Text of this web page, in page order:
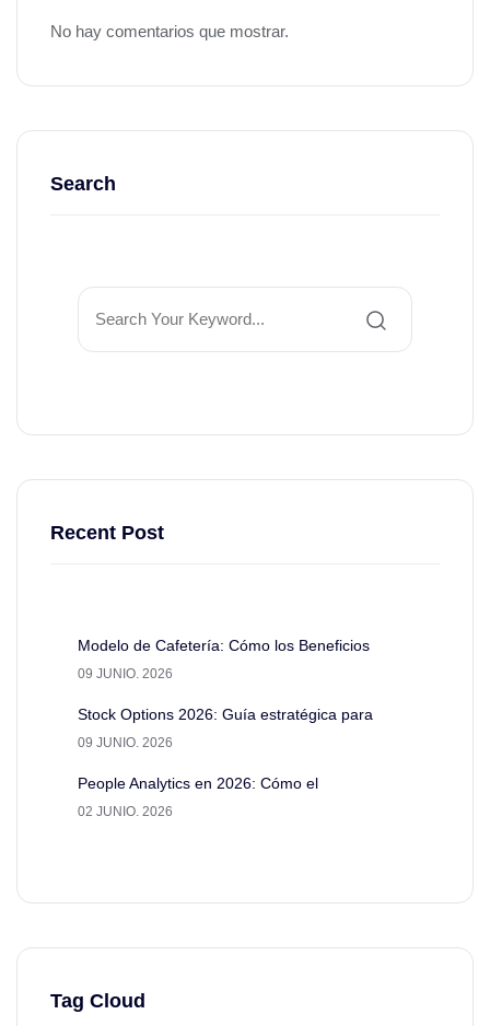
No hay comentarios que mostrar.
Search
Recent Post
Modelo de Cafetería: Cómo los Beneficios
09 JUNIO. 2026
Stock Options 2026: Guía estratégica para
09 JUNIO. 2026
People Analytics en 2026: Cómo el
02 JUNIO. 2026
Tag Cloud